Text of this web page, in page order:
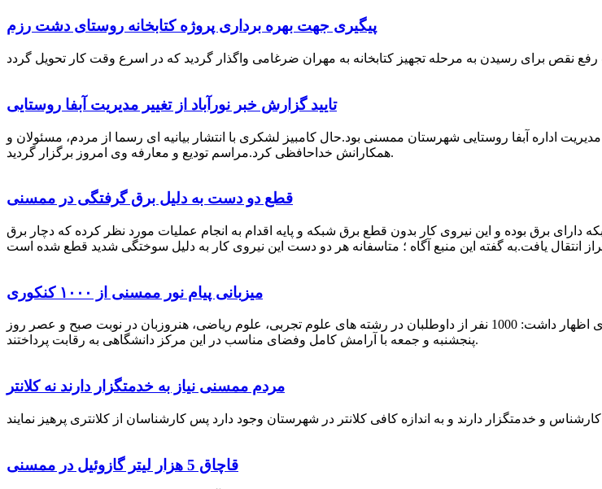
پیگیری جهت بهره برداری پروژه کتابخانه روستای دشت رزم
تایید گزارش خبر نورآباد از تغییر مدیریت آبفا روستایی
آن اشاره کرد، تغییر مدیریت اداره آبفا روستایی شهرستان ممسنی بود.حال کامبیز لشکری با انتشار بیانیه ای رسما از مردم، مسئولان و
همکارانش خداحافظی کرد.مراسم تودیع و معارفه وی امروز برگزار گردید.
قطع دو دست به دلیل برق گرفتگی در ممسنی
دارای برق بوده و این نیروی کار بدون قطع برق شبکه و پایه اقدام به انجام عملیات مورد نظر کرده که دچار برق
میزبانی پیام نور ممسنی از ۱۰۰۰ کنکوری
شهرام رحمانی سرپرست دانشگاه پیام نور ممسنی در خصوص برگزاری کنکور سراسری اظهار داشت: 1000 نفر از داوطلبان در رشته های علوم تجربی، علوم ریاضی، هنروزبان در نوبت صبح و عصر روز
پنجشنبه و جمعه با آرامش کامل وفضای مناسب در این مرکز دانشگاهی به رقابت پرداختند.
مردم ممسنی نیاز به خدمتگزار دارند نه کلانتر
قاچاق 5 هزار لیتر گازوئیل در ممسنی